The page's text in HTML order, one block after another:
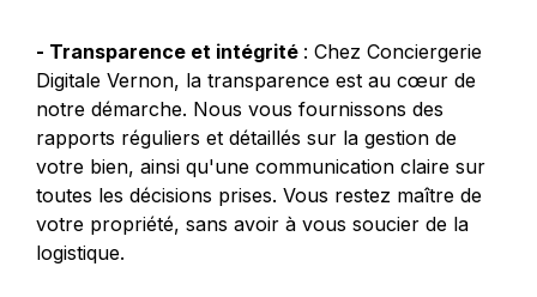
- Transparence et intégrité : Chez Conciergerie
Digitale Vernon, la transparence est au cœur de
notre démarche. Nous vous fournissons des
rapports réguliers et détaillés sur la gestion de
votre bien, ainsi qu'une communication claire sur
toutes les décisions prises. Vous restez maître de
votre propriété, sans avoir à vous soucier de la
logistique.